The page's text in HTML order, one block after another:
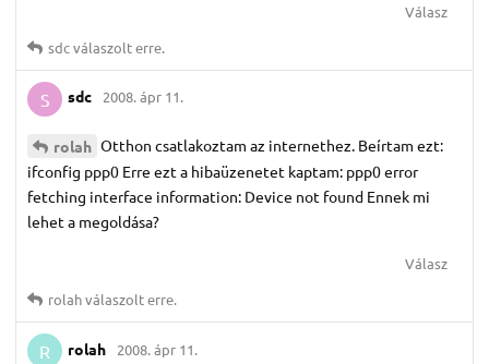
Válasz
sdcválaszolt erre.
S sdc 2008. ápr 11.
rolah Otthon csatlakoztam az internethez. Beírtam ezt:
ifconfig ppp0 Erre ezt a hibaüzenetet kaptam: ppp0 error
fetching interface information: Device not found Ennek mi
lehet a megoldása?
Válasz
rolahválaszolt erre.
R rolah 2008. ápr 11.